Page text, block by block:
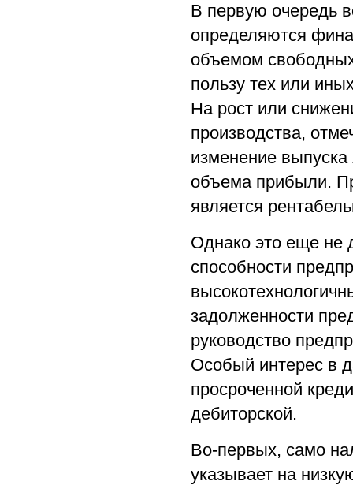
В первую очередь
определяются
объемом
пользу тех или
На рост или
производства,
изменение
объема прибыли.
является
Однако это еще не
способности
задолженности
руководство
Особый интерес в
просроченной
дебиторской.
Во-первых, само
указывает на